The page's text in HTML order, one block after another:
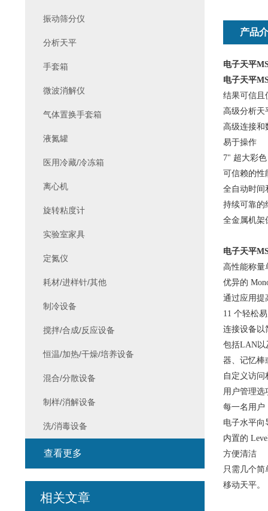
产品
电子天平
电子天平
结果可信且
高级分析天
高级连接和
易于操作
7" 超大彩
可信赖的性
全自动时间
持续可靠的
全金属机架
电子天平
高性能称量
优异的
通过应用提
11 个轻松
连接设备以
包括LAN以
器、记忆棒
自定义访问
用户管理选
每一名用户
电子水平向
内置的
方便清洁
只需几个简
移动天平。
振动筛分仪
分析天平
手套箱
微波消解仪
气体置换手套箱
液氮罐
医用冷藏/冷冻箱
离心机
旋转粘度计
实验室家具
定氮仪
耗材/进样针/其他
制冷设备
搅拌/合成/反应设备
恒温/加热/干燥/培养设备
混合/分散设备
制样/消解设备
洗/消毒设备
查看更多
相关文章